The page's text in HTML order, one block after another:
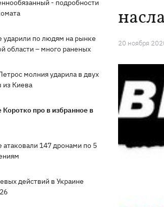
- подробности
ударили по людям на рынке
области – много раненых
молния ударила в двух
из Киева
Коротко про в избранное в
атаковали 147 дронами по 5
действий в Украине
20 ноября